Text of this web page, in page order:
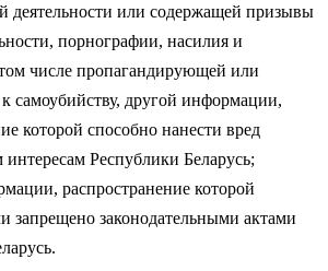
деятельности или содержащей призывы
порнографии, насилия и
числе пропагандирующей или
самоубийству, другой информации,
которой способно нанести вред
Республики Беларусь;
распространение которой
запрещено законодательными актами